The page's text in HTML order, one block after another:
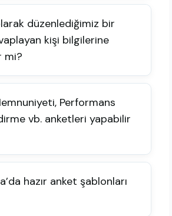
düzenlediğimiz bir
kişi bilgilerine
mi?
Performans
vb. anketleri yapabilir
hazır anket şablonları